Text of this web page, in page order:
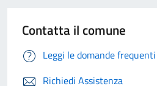
Contatta il comune
Leggi le domande frequenti
Richiedi Assistenza